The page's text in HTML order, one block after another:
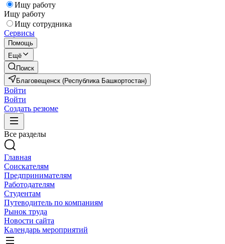
Ищу работу
Ищу работу
Ищу сотрудника
Сервисы
Помощь
Ещё
Поиск
Благовещенск (Республика Башкортостан)
Войти
Войти
Создать резюме
Все разделы
Главная
Соискателям
Предпринимателям
Работодателям
Студентам
Путеводитель по компаниям
Рынок труда
Новости сайта
Календарь мероприятий